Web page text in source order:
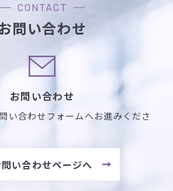
CONTACT
問い合わせ
お問い合わせ
い合わせフォームへお進みくださ
い合わせページへ